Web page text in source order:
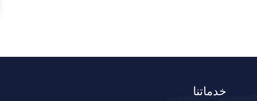
خدماتنا